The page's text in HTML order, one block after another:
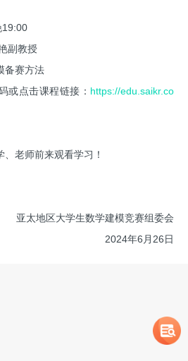
19:00
副教授
备赛方法
或点击课程链接： https://edu.saikr.co
老师前来观看学习！
亚太地区大学生数学建模竞赛组委会
2024年6月26日